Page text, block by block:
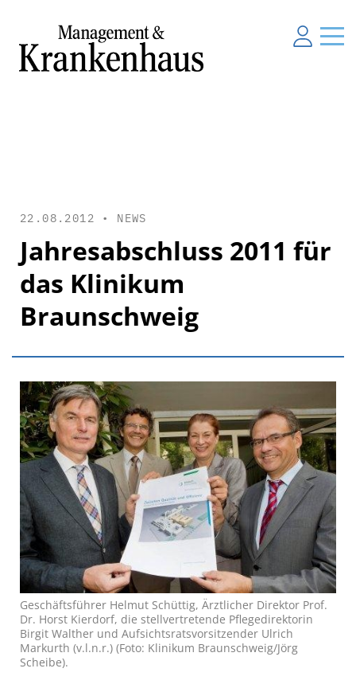
22.08.2012 • NEWS
Jahresabschluss 2011 für
das Klinikum
Braunschweig
Geschäftsführer Helmut Schüttig, Ärztlicher Direktor Prof.
Dr. Horst Kierdorf, die stellvertretende Pflegedirektorin
Birgit Walther und Aufsichtsratsvorsitzender Ulrich
Markurth (v.l.n.r.) (Foto: Klinikum Braunschweig/Jörg
Scheibe).